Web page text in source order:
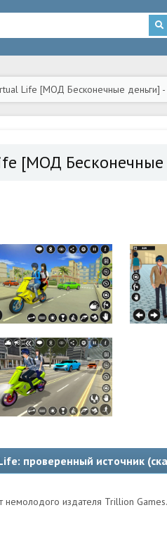
Life [МОД Бесконечные деньги]
[МОД Бесконечные
проверенный источник
немолодого издателя Trillion Games.